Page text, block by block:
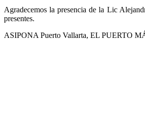
Agradecemos la presencia de la Lic
presentes.
ASIPONA Puerto Vallarta, EL PUERTO